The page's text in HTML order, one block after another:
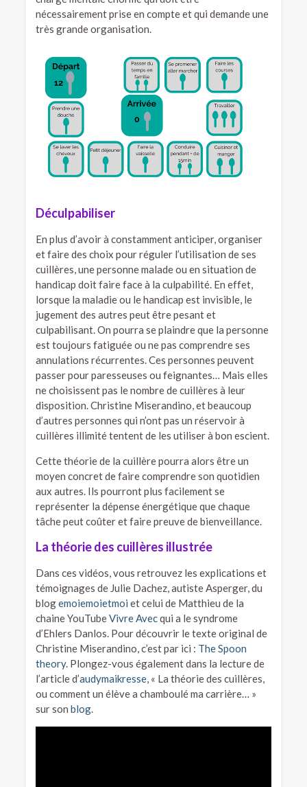
nécessairement prise en compte et qui demande une
très grande organisation.
Déculpabiliser
En plus d’avoir à constamment anticiper, organiser
et faire des choix pour réguler l’utilisation de ses
cuillères, une personne malade ou en situation de
handicap doit faire face à la culpabilité. En effet,
lorsque la maladie ou le handicap est invisible, le
jugement des autres peut être pesant et
culpabilisant. On pourra se plaindre que la personne
est toujours fatiguée ou ne pas comprendre ses
annulations récurrentes. Ces personnes peuvent
passer pour paresseuses ou feignantes… Mais elles
ne choisissent pas le nombre de cuillères à leur
disposition. Christine Miserandino, et beaucoup
d’autres personnes qui n’ont pas un réservoir à
cuillères illimité tentent de les utiliser à bon escient.
Cette théorie de la cuillère pourra alors être un
moyen concret de faire comprendre son quotidien
aux autres. Ils pourront plus facilement se
représenter la dépense énergétique que chaque
tâche peut coûter et faire preuve de bienveillance.
La théorie des cuillères illustrée
Dans ces vidéos, vous retrouvez les explications et
témoignages de Julie Dachez, autiste Asperger, du
blogemoiemoietmoi et celui de Matthieu de la
chaine YouTubeVivre Avecqui a le syndrome
d’Ehlers Danlos. Pour découvrir le texte original de
Christine Miserandino, c’est par ici : The Spoon
theory. Plongez-vous également dans la lecture de
l’article d’audymaikresse, « La théorie des cuillères,
ou comment un élève a chamboulé ma carrière… »
sur son blog.